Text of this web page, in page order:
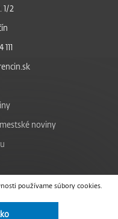
používame súbory cookies.
1/2
noviny